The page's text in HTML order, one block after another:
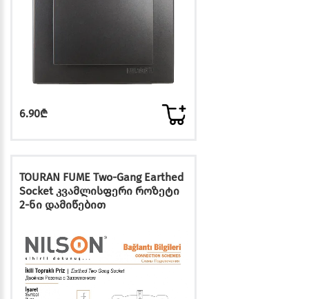
6.90₾
TOURAN FUME Two-Gang Earthed
Socket კვამლისფერი როზეტი
2-ნი დამიწებით